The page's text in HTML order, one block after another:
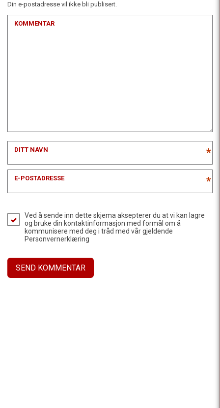
Din e-postadresse vil ikke bli publisert.
KOMMENTAR
DITT NAVN *
E-POSTADRESSE *
Ved å sende inn dette skjema aksepterer du at vi kan lagre
og bruke din kontaktinformasjon med formål om å
kommunisere med deg i tråd med vår gjeldende
Personvernerklæring